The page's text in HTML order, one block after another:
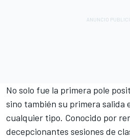
No solo fue la primera pole
sino también su primera salida
cualquier tipo. Conocido por
decepcionantes sesiones de